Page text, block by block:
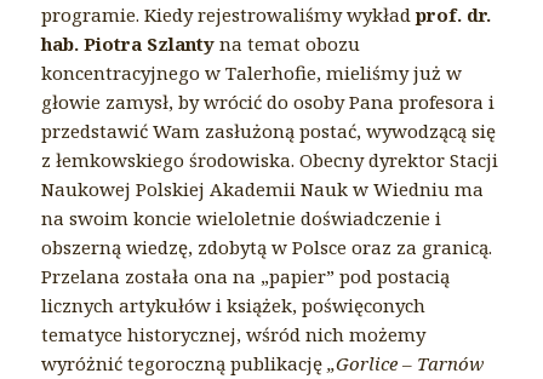
programie. Kiedy rejestrowaliśmy wykładprof. dr.
hab. Piotra Szlanty na temat obozu
koncentracyjnego w Talerhofie, mieliśmy już w
głowie zamysł, by wrócić do osoby Pana profesora i
przedstawić Wam zasłużoną postać, wywodzącą się
z łemkowskiego środowiska. Obecny dyrektor Stacji
Naukowej Polskiej Akademii Nauk w Wiedniu ma
na swoim koncie wieloletnie doświadczenie i
obszerną wiedzę, zdobytą w Polsce oraz za granicą.
Przelana została ona na „papier” pod postacią
licznych artykułów i książek, poświęconych
tematyce historycznej, wśród nich możemy
wyróżnić tegoroczną publikację„Gorlice – Tarnów